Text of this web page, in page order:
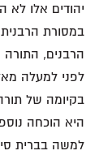
יהודים אלו לא
במסורת
הרבנים, התורה
לפני למעלה
בקיומה של
היא הוכחה
למשה בברית